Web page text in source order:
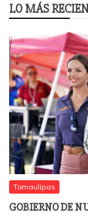
LO MÁS
Tamaulipas
GOBIERNO DE